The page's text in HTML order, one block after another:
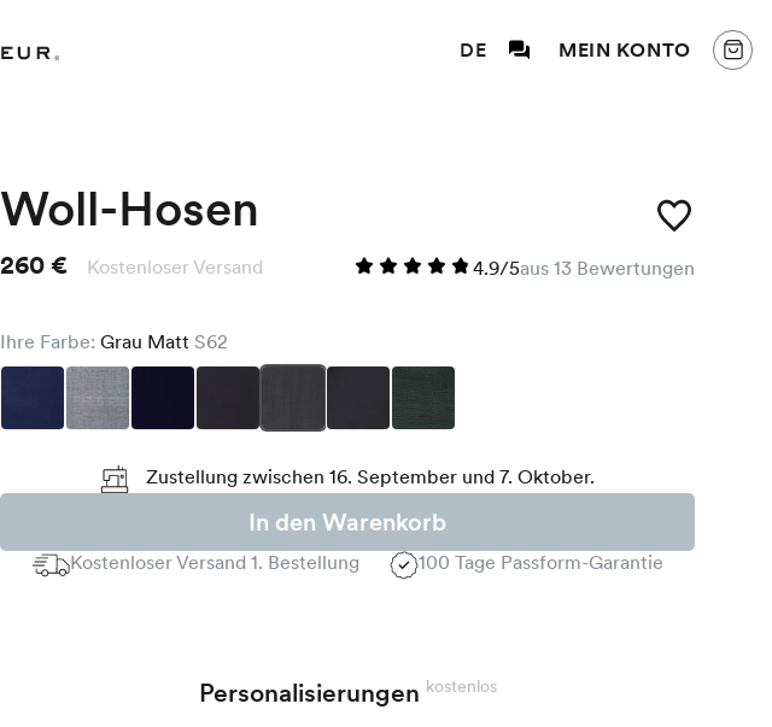
DE MEIN KONTO
Woll-Hosen
260 € Kostenloser Versand 4.9/5aus 13 Bewertungen
Ihre Farbe: Grau Matt S62
Zustellung zwischen 16. September und 7. Oktober.
In den Warenkorb
Kostenloser Versand 1. Bestellung 100 Tage Passform-Garantie
Personalisierungen kostenlos